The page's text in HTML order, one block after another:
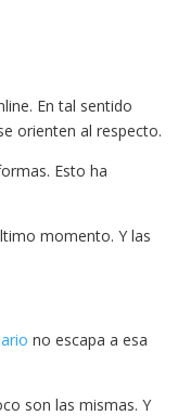
En tal sentido
orienten al respecto.
Esto ha
momento. Y las
no escapa a esa
son las mismas. Y